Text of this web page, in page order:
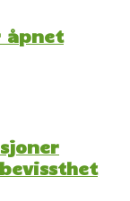
åpnet